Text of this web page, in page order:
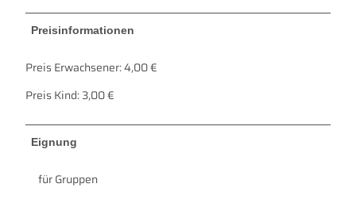
Preisinformationen
Preis Erwachsener: 4,00 €
Preis Kind: 3,00 €
Eignung
für Gruppen